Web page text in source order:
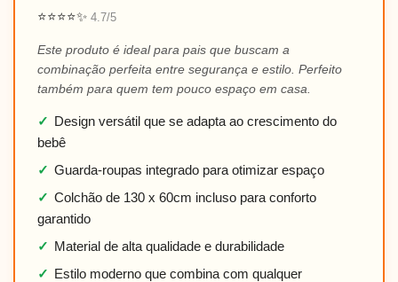
⭐⭐⭐⭐✨ 4.7/5
Este produto é ideal para pais que buscam a
combinação perfeita entre segurança e estilo. Perfeito
também para quem tem pouco espaço em casa.
✓ Design versátil que se adapta ao crescimento do
bebê
✓ Guarda-roupas integrado para otimizar espaço
✓ Colchão de 130 x 60cm incluso para conforto
garantido
✓ Material de alta qualidade e durabilidade
✓ Estilo moderno que combina com qualquer